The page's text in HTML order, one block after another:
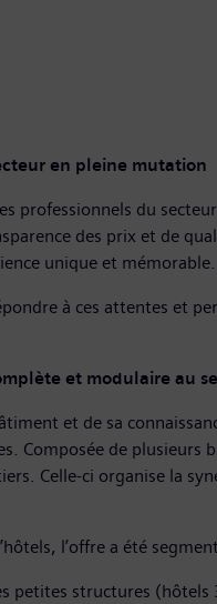
en pleine mutation
professionnels du
des prix et de
unique et mémorable.
à ces attentes et
et modulaire au
et de sa
Composée de
Celle-ci organise la
l’offre a été
petites structures